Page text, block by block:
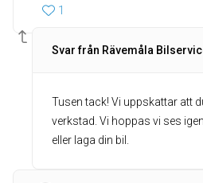
1
Svar från Rävemåla
Tusen tack! Vi uppskattar att
verkstad. Vi hoppas vi ses
eller laga din bil.